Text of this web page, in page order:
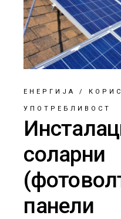
ЕНЕРГИЈА /
УПОТРЕБЛИВОСТ
соларни
панели